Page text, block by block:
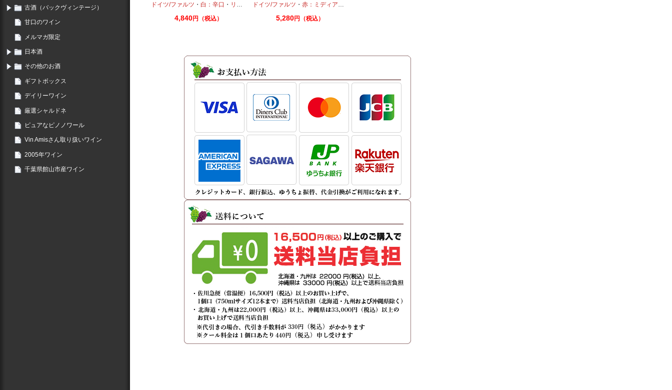
古酒（バックヴィンテージ）
甘口のワイン
メルマガ限定
日本酒
その他のお酒
ギフトボックス
デイリーワイン
厳選シャルドネ
ピュアなピノノワール
Vin Amisさん取り扱いワイン
2005年ワイン
千葉県館山市産ワイン
ドイツ/ファルツ ・ 白：辛口 ・ リースリング
4,840円（税込）
ドイツ/ファルツ ・ 赤：ミディアムボディ
5,280円（税込）